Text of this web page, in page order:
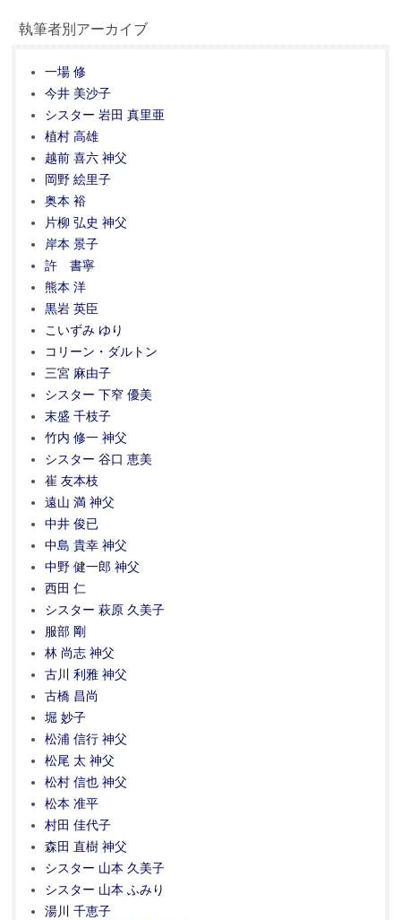
執筆者別アーカイブ
一場 修
今井 美沙子
シスター 岩田 真里亜
植村 高雄
越前 喜六 神父
岡野 絵里子
奥本 裕
片柳 弘史 神父
岸本 景子
許 書寧
熊本 洋
黒岩 英臣
こいずみ ゆり
コリーン・ダルトン
三宮 麻由子
シスター 下窄 優美
末盛 千枝子
竹内 修一 神父
シスター 谷口 恵美
崔 友本枝
遠山 満 神父
中井 俊已
中島 貴幸 神父
中野 健一郎 神父
西田 仁
シスター 萩原 久美子
服部 剛
林 尚志 神父
古川 利雅 神父
古橋 昌尚
堀 妙子
松浦 信行 神父
松尾 太 神父
松村 信也 神父
松本 准平
村田 佳代子
森田 直樹 神父
シスター 山本 久美子
シスター 山本 ふみり
湯川 千恵子